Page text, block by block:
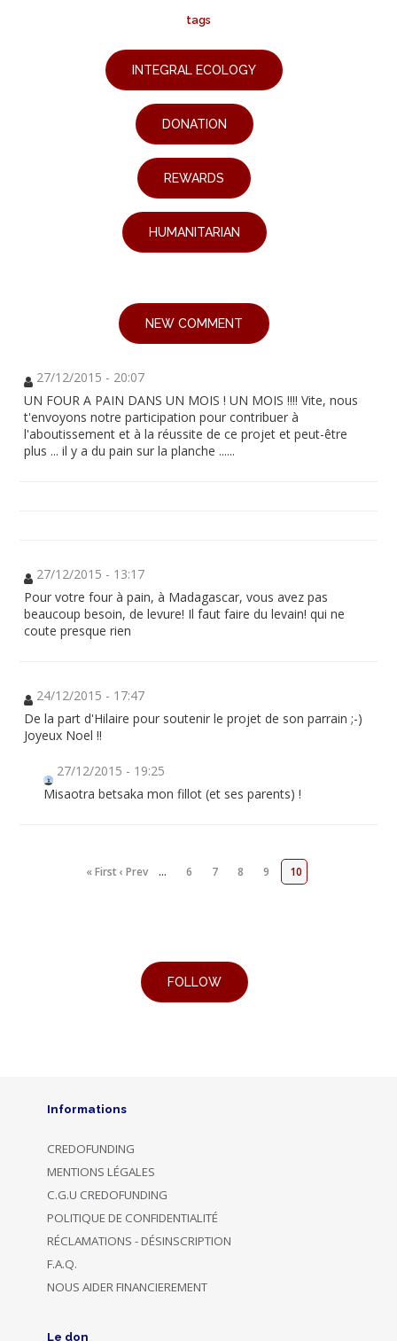
tags
INTEGRAL ECOLOGY
DONATION
REWARDS
HUMANITARIAN
NEW COMMENT
27/12/2015 - 20:07
UN FOUR A PAIN DANS UN MOIS ! UN MOIS !!!! Vite, nous
t'envoyons notre participation pour contribuer à
l'aboutissement et à la réussite de ce projet et peut-être
plus ... il y a du pain sur la planche ......
27/12/2015 - 13:17
Pour votre four à pain, à Madagascar, vous avez pas
beaucoup besoin, de levure! Il faut faire du levain! qui ne
coute presque rien
24/12/2015 - 17:47
De la part d'Hilaire pour soutenir le projet de son parrain ;-)
Joyeux Noel !!
27/12/2015 - 19:25
Misaotra betsaka mon fillot (et ses parents) !
« First ‹ Prev … 6 7 8 9 10
Informations
CREDOFUNDING
MENTIONS LÉGALES
C.G.U CREDOFUNDING
POLITIQUE DE CONFIDENTIALITÉ
RÉCLAMATIONS - DÉSINSCRIPTION
F.A.Q.
NOUS AIDER FINANCIEREMENT
Le don